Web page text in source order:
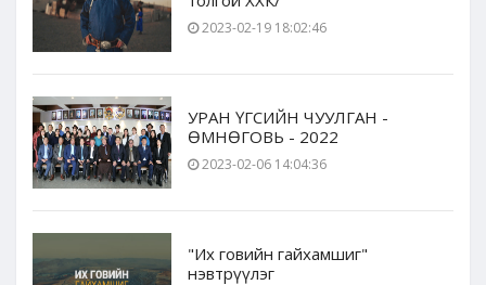
2023-02-19 18:02:46
УРАН ҮГСИЙН ЧУУЛГАН -
ӨМНӨГОВЬ - 2022
2023-02-06 14:04:36
"Их говийн гайхамшиг"
нэвтрүүлэг